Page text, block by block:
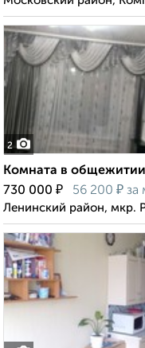
2
Комната в
730 000 ₽ 56 200 ₽ за
Ленинский район, мкр.